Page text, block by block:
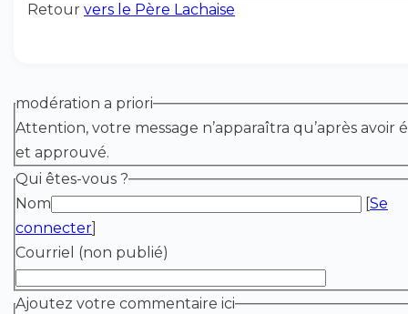
Retour vers le Père Lachaise
modération a priori
Attention, votre message n’apparaîtra qu’après avoir
et approuvé.
Qui êtes-vous ?
Nom
Se
connecter
Courriel (non publié)
Ajoutez votre commentaire ici